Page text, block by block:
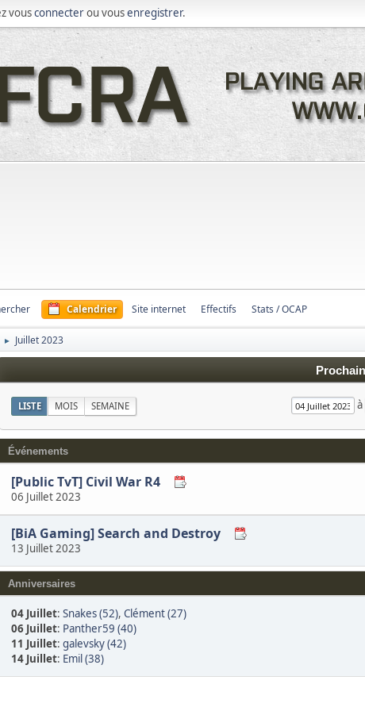
vousconnecterou vousenregistrer.
Calendrier Site internet Effectifs Stats / OCAP
► Juillet 2023
LISTE MOIS SEMAINE à
Événements
[Public TvT] Civil War R4
06 Juillet 2023
[BiA Gaming] Search and Destroy
13 Juillet 2023
Anniversaires
04 Juillet:Snakes (52),Clément (27)
06 Juillet: Panther59 (40)
11 Juillet:galevsky (42)
14 Juillet: Emil (38)